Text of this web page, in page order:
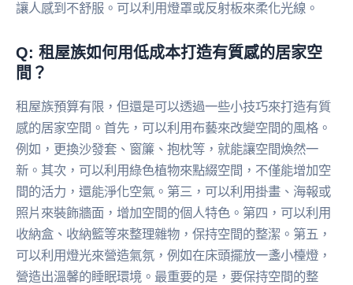
讓人感到不舒服。可以利用燈罩或反射板來柔化光線。
Q: 租屋族如何用低成本打造有質感的居家空
間？
租屋族預算有限，但還是可以透過一些小技巧來打造有質
感的居家空間。首先，可以利用布藝來改變空間的風格。
例如，更換沙發套、窗簾、抱枕等，就能讓空間煥然一
新。其次，可以利用綠色植物來點綴空間，不僅能增加空
間的活力，還能淨化空氣。第三，可以利用掛畫、海報或
照片來裝飾牆面，增加空間的個人特色。第四，可以利用
收納盒、收納籃等來整理雜物，保持空間的整潔。第五，
可以利用燈光來營造氣氛，例如在床頭擺放一盞小檯燈，
營造出溫馨的睡眠環境。最重要的是，要保持空間的整